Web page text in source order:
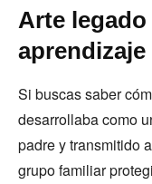
Arte legado
aprendizaje
Si buscas saber
desarrollaba como
padre y transmitido
grupo familiar